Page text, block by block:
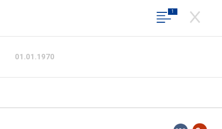
ДЕПАРТАМЕНТ ОБРАЗОВАНИЯ И
НАУКИ ИВАНОВСКОЙ ОБЛАСТИ
1из1Скачать фото
1
01.01.1970